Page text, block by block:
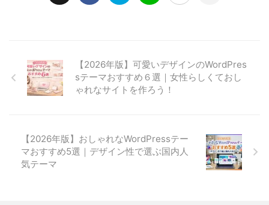
【2026年版】可愛いデザインのWordPres
sテーマおすすめ６選｜女性らしくておし
ゃれなサイトを作ろう！
【2026年版】おしゃれなWordPressテー
マおすすめ5選｜デザイン性で選ぶ国内人
気テーマ